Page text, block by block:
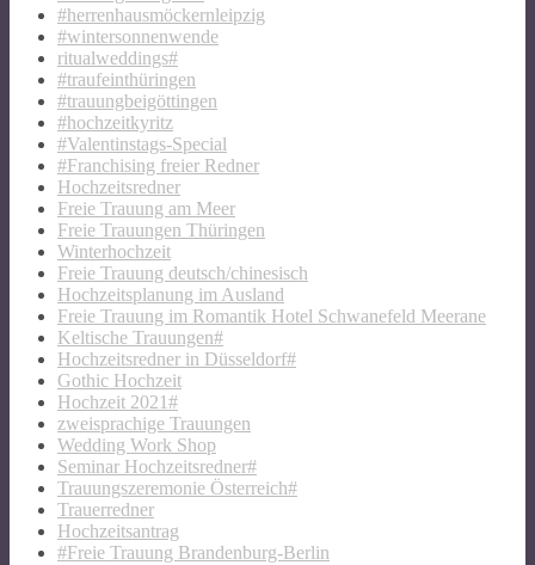
#herrenhausmöckernleipzig
#wintersonnenwende
ritualweddings#
#traufeinthüringen
#trauungbeigöttingen
#hochzeitkyritz
#Valentinstags-Special
#Franchising freier Redner
Hochzeitsredner
Freie Trauung am Meer
Freie Trauungen Thüringen
Winterhochzeit
Freie Trauung deutsch/chinesisch
Hochzeitsplanung im Ausland
Freie Trauung im Romantik Hotel Schwanefeld Meerane
Keltische Trauungen#
Hochzeitsredner in Düsseldorf#
Gothic Hochzeit
Hochzeit 2021#
zweisprachige Trauungen
Wedding Work Shop
Seminar Hochzeitsredner#
Trauungszeremonie Österreich#
Trauerredner
Hochzeitsantrag
#Freie Trauung Brandenburg-Berlin